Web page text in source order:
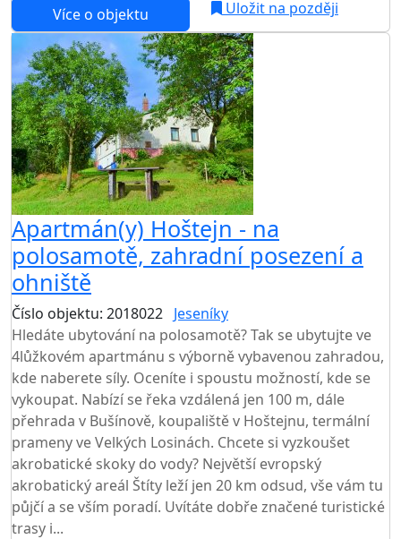
Více o objektu
Uložit na později
Apartmán(y) Hoštejn - na
polosamotě, zahradní posezení a
ohniště
Číslo objektu: 2018022 Jeseníky
Hledáte ubytování na polosamotě? Tak se ubytujte ve
4lůžkovém apartmánu s výborně vybavenou zahradou,
kde naberete síly. Oceníte i spoustu možností, kde se
vykoupat. Nabízí se řeka vzdálená jen 100 m, dále
přehrada v Bušínově, koupaliště v Hoštejnu, termální
prameny ve Velkých Losinách. Chcete si vyzkoušet
akrobatické skoky do vody? Největší evropský
akrobatický areál Štíty leží jen 20 km odsud, vše vám tu
půjčí a se vším poradí. Uvítáte dobře značené turistické
trasy i...